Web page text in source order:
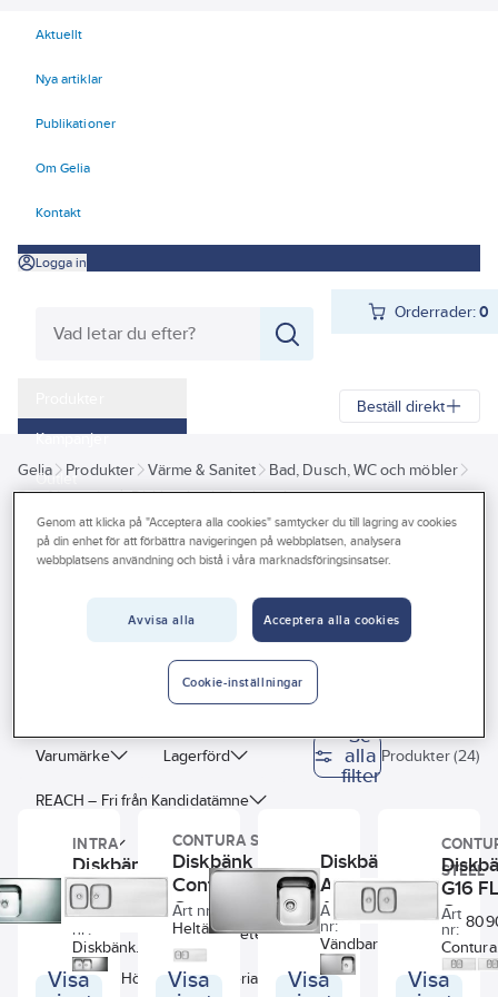
Aktuellt
Nya artiklar
Publikationer
Om Gelia
Kontakt
Logga in
Orderrader:0
Kampanjer
Outlet
Vårt erbjudande
Interiör
Beställ direkt
Gelia Produkter Värme & Sanitet
Bad, Dusch, WC och möbler
Rostfritt sanitet
Diskbänkar heltäckande
Diskbänkar heltäckande
Diskbänkar Intra
Varumärke Lagerförd
REACH – Fri från Kandidatämne
Sunda hus
Byggvarubedömningen
Antal hoar Bredd/Diameter
Djup Höjd Material
Se
alla
filter
Produkter (24)
INTRA
Diskbänk
Atlantic
HB14, Intra
Art
nr:
8017829
Diskbänk
heltäckande
vändbar med
Visa
CONTURA STEEL
Diskbänk
Contura H16,
Contura steel
Art nr:
8090138
Heltäckande
reversibel (vändbar)
diskbänk med två
contura lådor som
Visa
Diskbänk
Atlantic
AF10,
Intra
Art
nr: 8090307
Vändbar
heltäckande
diskbänk
Visa
STEEL
G16
steel
Art
nr:
Contura
G16- FL,
Visa
Genom att klicka på "Acceptera alla cookies" samtycker du till lagring av cookies
på din enhet för att förbättra navigeringen på webbplatsen, analysera
webbplatsens användning och bistå i våra marknadsföringsinsatser.
Avvisa alla Acceptera alla cookies
Cookie-inställningar